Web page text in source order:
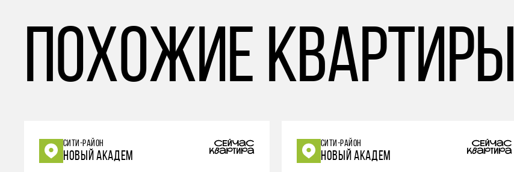
похожие квартиры
СИТИ-РАЙОН
НОВЫЙ АКАДЕМ
СИТИ-РАЙОН
НОВЫЙ АКАДЕМ